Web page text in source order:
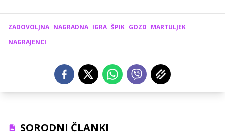
ZADOVOLJNA NAGRADNA IGRA ŠPIK GOZD MARTULJEK
NAGRAJENCI
SORODNI ČLANKI